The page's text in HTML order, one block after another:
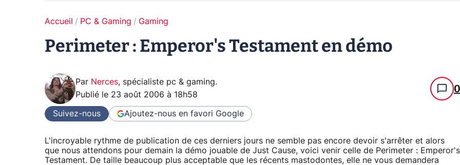
Accueil PC & Gaming Gaming
Perimeter : Emperor's Testament en démo
Par Nerces, spécialiste pc & gaming.
Publié le 23 août 2006 à 18h58 0
Suivez-nous Ajoutez-nous en favori Google
L'incroyable rythme de publication de ces derniers jours ne semble pas encore devoir s'arrêter et alors
que nous attendons pour demain la démo jouable de Just Cause, voici venir celle de Perimeter : Emperor's
Testament. De taille beaucoup plus acceptable que les récents mastodontes, elle ne vous demandera